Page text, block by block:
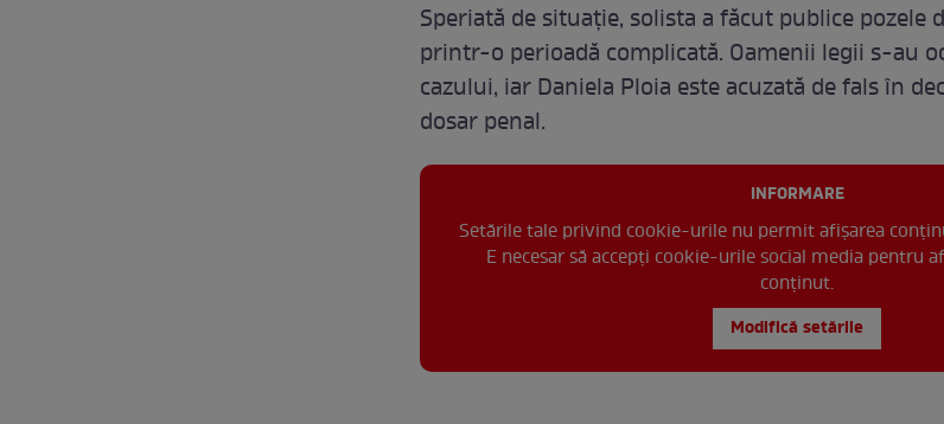
Speriată de situație, solista a făcut publice pozele
printr-o perioadă complicată. Oamenii legii s-au
cazului, iar Daniela Ploia este acuzată de fals în
dosar penal.
INFORMARE
Setările tale privind cookie-urile nu permit afișarea
E necesar să accepți cookie-urile social media pentru
conținut.
Modifică setările